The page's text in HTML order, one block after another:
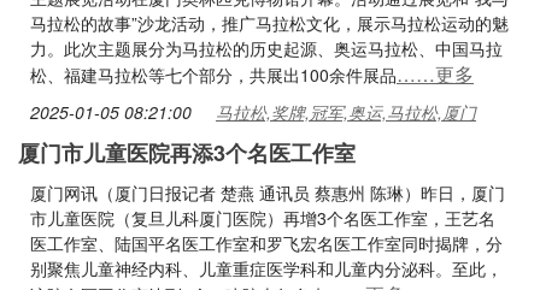
马拉松的故事”沙龙活动，推广马拉松文化，展示马拉松运动的魅
力。此次主题展分为马拉松的历史起源、奥运马拉松、中国马拉
松、福建马拉松等七个部分，共展出100余件展品……更多
2025-01-05 08:21:00 马拉松,奖牌,冠军,奥运,马拉松,厦门
厦门市儿童医院再添3个名医工作室
厦门网讯（厦门日报记者 楚燕 通讯员 蔡惠州 陈琳）昨日，厦门
市儿童医院（复旦儿科厦门医院）再增3个名医工作室，王艺名
医工作室、陆国平名医工作室和罗飞宏名医工作室同时揭牌，分
别聚焦儿童神经内科、儿童重症医学科和儿童内分泌科。至此，